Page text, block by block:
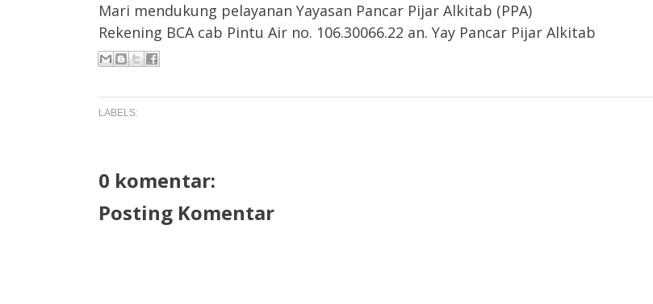
Mari mendukung pelayanan Yayasan Pancar Pijar Alkitab (PPA)
Rekening BCA cab Pintu Air no. 106.30066.22 an. Yay Pancar Pijar Alkitab
LABELS:
0 komentar:
Posting Komentar